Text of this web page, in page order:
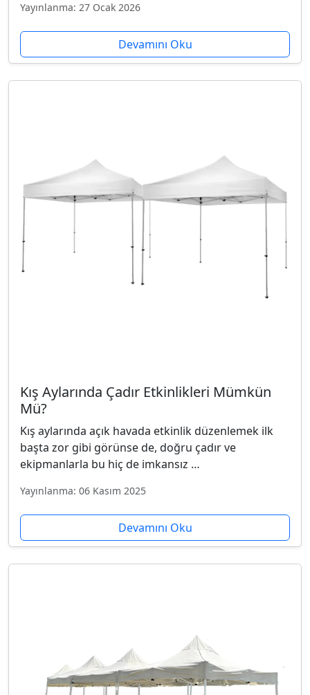
Yayınlanma: 27 Ocak 2026
Devamını Oku
Kış Aylarında Çadır Etkinlikleri Mümkün
Mü?
Kış aylarında açık havada etkinlik düzenlemek ilk
başta zor gibi görünse de, doğru çadır ve
ekipmanlarla bu hiç de imkansız …
Yayınlanma: 06 Kasım 2025
Devamını Oku